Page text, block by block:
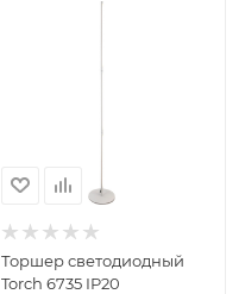
Торшер светодиодный
Torch 6735 IP20